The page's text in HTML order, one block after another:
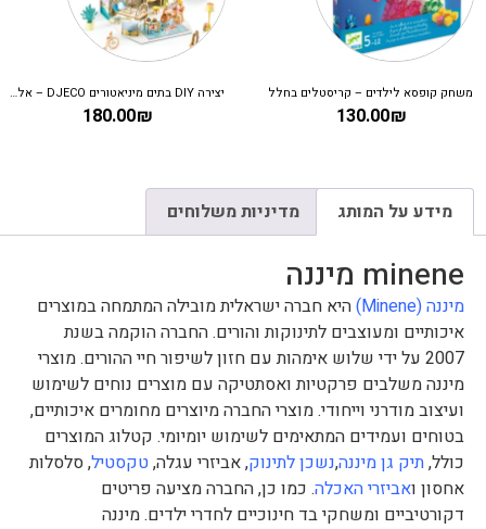
משחק קופסא לילדים – קריסטלים בחלל
130.00₪
יצירה DIY בתים מיניאטורים DJECO – אלבה
180.00₪
מידע על המותג מדיניות משלוחים
minene מיננה
מיננה (Minene)
היא חברה ישראלית מובילה המתמחה במוצרים
איכותיים ומעוצבים לתינוקות והורים. החברה הוקמה בשנת
2007 על ידי שלוש אימהות עם חזון לשיפור חיי ההורים. מוצרי
מיננה משלבים פרקטיות ואסתטיקה עם מוצרים נוחים לשימוש
ועיצוב מודרני וייחודי. מוצרי החברה מיוצרים מחומרים איכותיים,
בטוחים ועמידים המתאימים לשימוש יומיומי. קטלוג המוצרים
כולל,תיק גן מיננה,נשכן לתינוק, אביזרי עגלה,טקסטיל, סלסלות
אחסון ואביזרי האכלה. כמו כן, החברה מציעה פריטים
דקורטיביים ומשחקי בד חינוכיים לחדרי ילדים. מיננה